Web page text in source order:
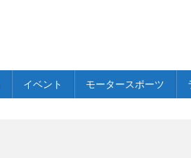
イベント モータースポーツ